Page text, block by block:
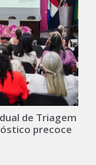
de Triagem
precoce